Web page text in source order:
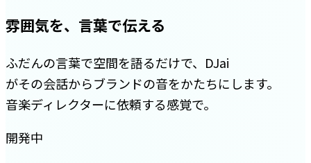
雰囲気を、言葉で伝える
ふだんの言葉で空間を語るだけで、DJai
がその会話からブランドの音をかたちにします。
音楽ディレクターに依頼する感覚で。
開発中